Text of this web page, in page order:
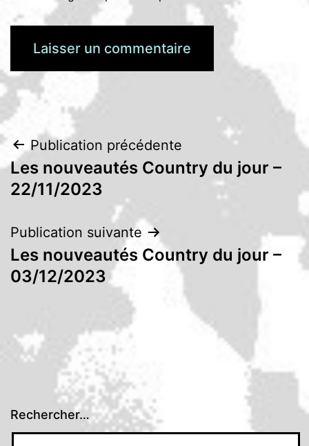
Navigation
de
Publication précédente
Les nouveautés Country du jour –
22/11/2023
Publication suivante
Les nouveautés Country du jour –
03/12/2023
Rechercher…